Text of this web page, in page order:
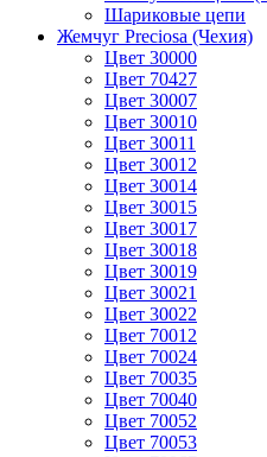
Шариковые цепи
Жемчуг Preciosa (Чехия)
Цвет 30000
Цвет 70427
Цвет 30007
Цвет 30010
Цвет 30011
Цвет 30012
Цвет 30014
Цвет 30015
Цвет 30017
Цвет 30018
Цвет 30019
Цвет 30021
Цвет 30022
Цвет 70012
Цвет 70024
Цвет 70035
Цвет 70040
Цвет 70052
Цвет 70053